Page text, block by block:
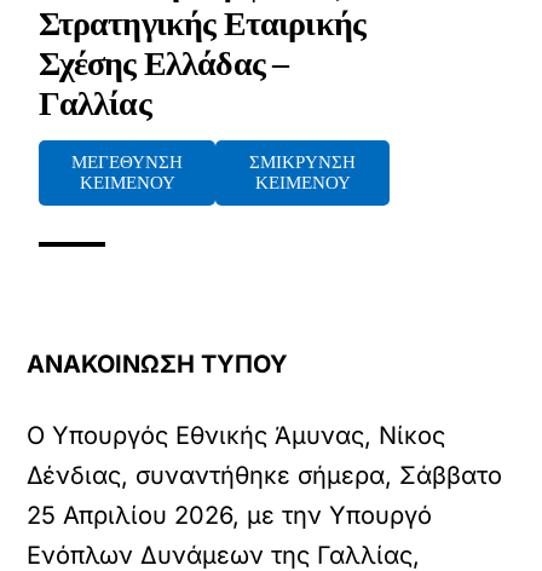
Στρατηγικής Εταιρικής
Σχέσης Ελλάδας –
Γαλλίας
ΜΕΓΕΘΥΝΣΗ
ΚΕΙΜΕΝΟΥ
ΣΜΙΚΡΥΝΣΗ
ΚΕΙΜΕΝΟΥ
ΑΝΑΚΟΙΝΩΣΗ ΤΥΠΟΥ
Ο Υπουργός Εθνικής Άμυνας, Νίκος
Δένδιας, συναντήθηκε σήμερα, Σάββατο
25 Απριλίου 2026, με την Υπουργό
Ενόπλων Δυνάμεων της Γαλλίας,